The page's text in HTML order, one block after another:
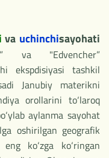
va uchinchisayohati
va "Edvencher”
ekspdisiyasi tashkil
Janubiy materikni
orollarini to‘laroq
aylanma sayohat
oshirilgan geografik
ko‘zga ko‘ringan